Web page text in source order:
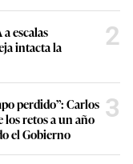
escalas
intacta la
2
perdido”: Carlos
los retos a un año
el Gobierno
3